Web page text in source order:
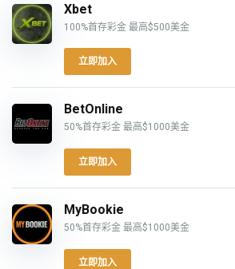
Xbet
100%首存彩金 最高$500美金
立即加入
BetOnline
50%首存彩金 最高$1000美金
立即加入
MyBookie
50%首存彩金 最高$1000美金
立即加入